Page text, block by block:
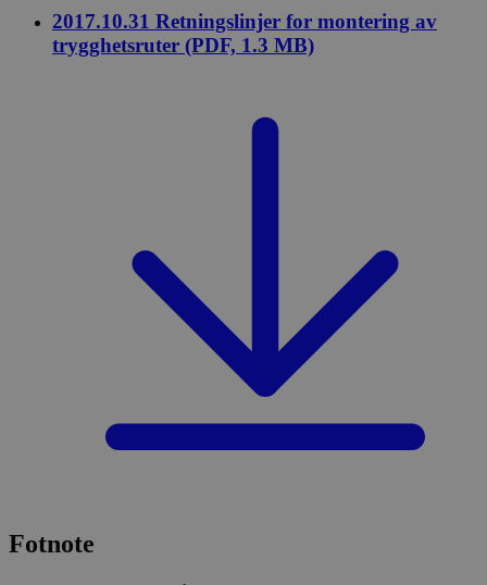
2017.10.31 Retningslinjer for montering av
trygghetsruter (PDF, 1.3 MB)
Fotnote